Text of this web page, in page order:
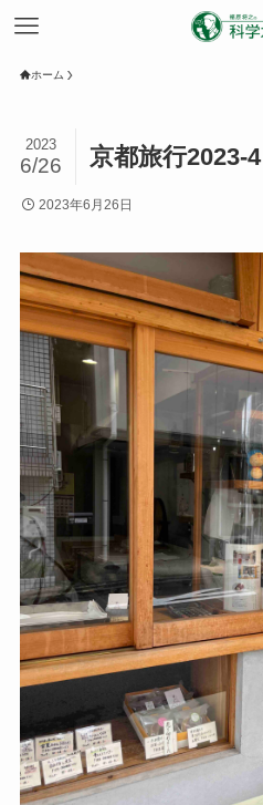
ホーム
京都旅行2023-4
2023
6/26
2023年6月26日